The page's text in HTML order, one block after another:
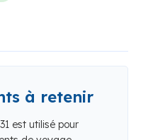
à retenir
est utilisé pour